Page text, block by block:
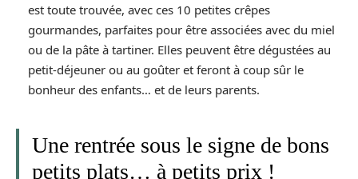
est toute trouvée, avec ces 10 petites crêpes
gourmandes, parfaites pour être associées avec du miel
ou de la pâte à tartiner. Elles peuvent être dégustées au
petit-déjeuner ou au goûter et feront à coup sûr le
bonheur des enfants… et de leurs parents.
Une rentrée sous le signe de bons
petits plats… à petits prix !